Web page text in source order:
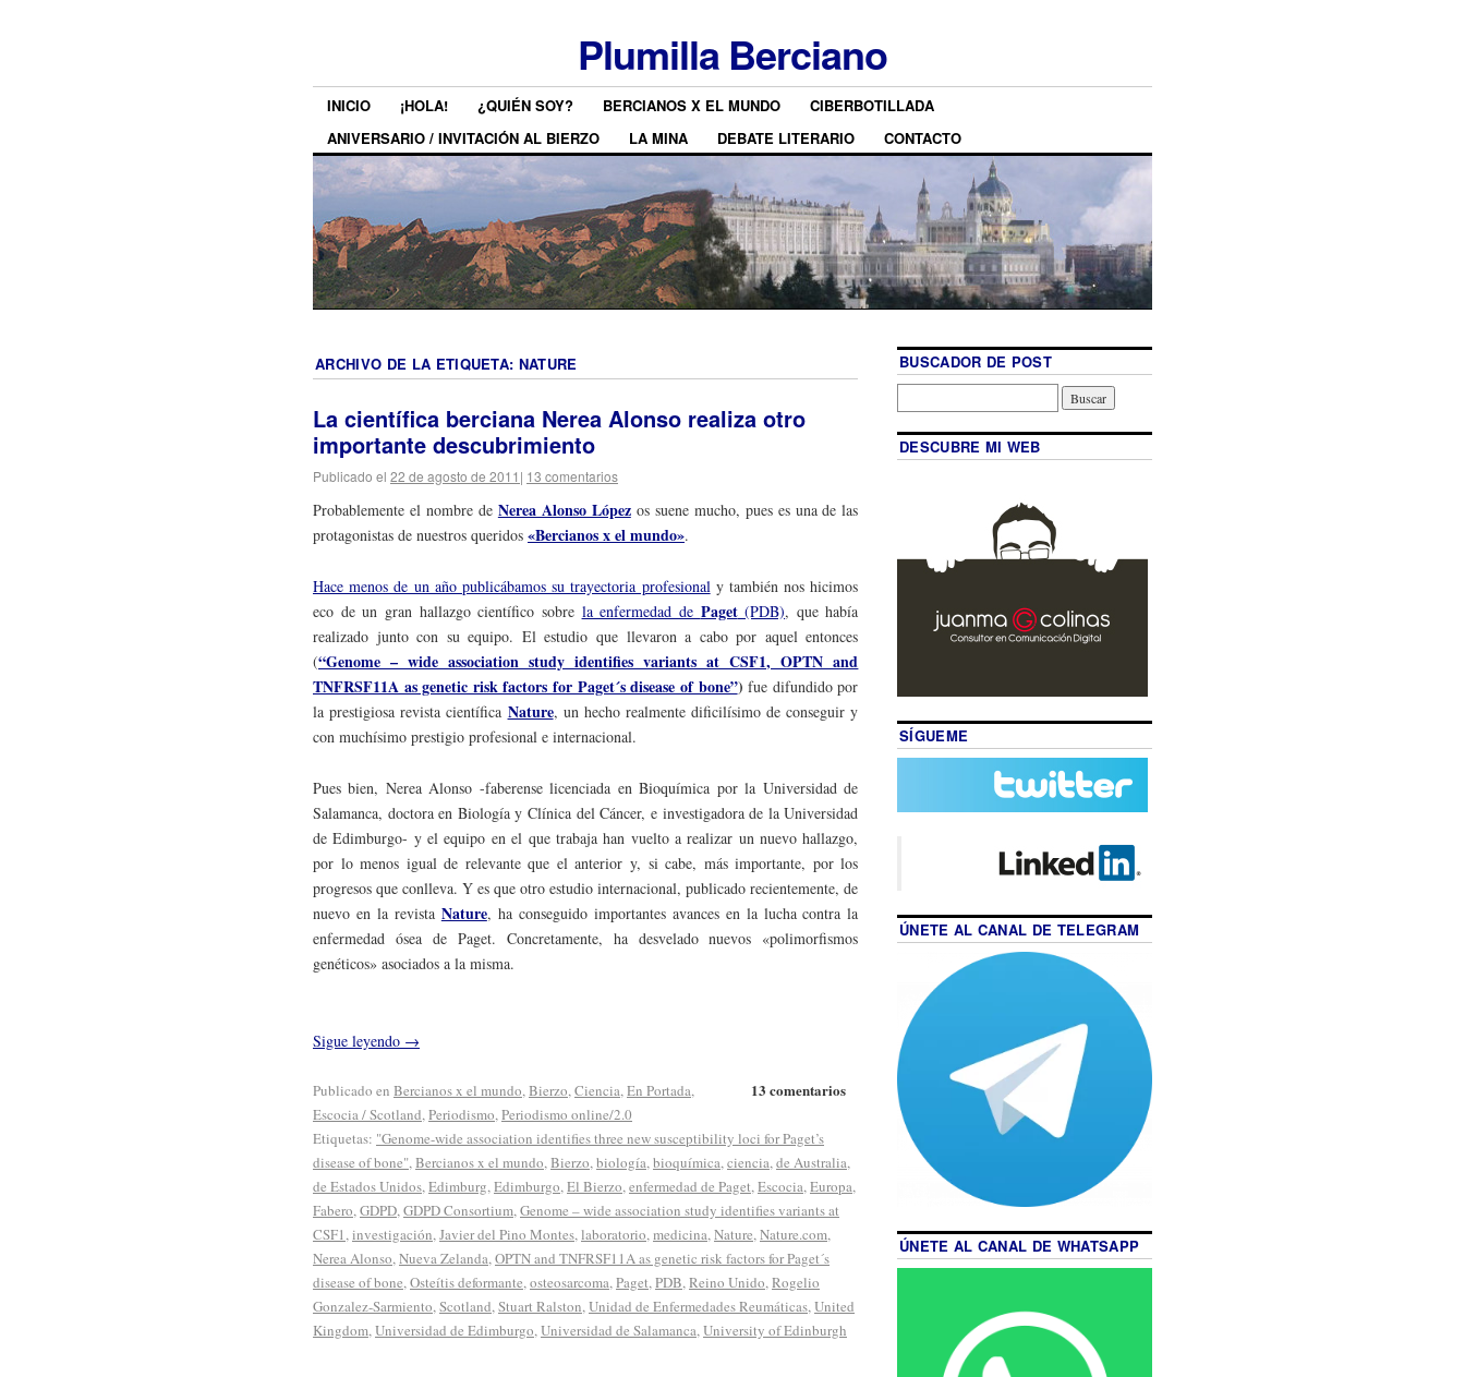
Plumilla Berciano
INICIO ¡HOLA! ¿QUIÉN SOY? BERCIANOS X EL MUNDO
CIBERBOTILLADA
ANIVERSARIO / INVITACIÓN AL BIERZO
LA MINA DEBATE LITERARIO CONTACTO
ARCHIVO DE LA ETIQUETA: NATURE
La científica berciana Nerea Alonso realiza otro
importante descubrimiento
Publicado el 22 de agosto de 2011 | 13 comentarios
Probablemente el nombre de Nerea Alonso Lópezos suene mucho, pues es una de las
protagonistas de nuestros queridos «Bercianos x el mundo».
Hace menos de un año publicábamos su trayectoria profesionaly también nos hicimos
eco de un gran hallazgo científico sobre la enfermedad de Paget(PDB), que había
realizado junto con su equipo. El estudio que llevaron a cabo por aquel entonces
(“Genome – wide association study identifies variants at CSF1, OPTN and
TNFRSF11A as genetic risk factors for Paget´s disease of bone”) fue difundido por
la prestigiosa revista científica Nature, un hecho realmente dificilísimo de conseguir y
con muchísimo prestigio profesional e internacional.
Pues bien, Nerea Alonso -faberense licenciada en Bioquímica por la Universidad de
Salamanca, doctora en Biología y Clínica del Cáncer, e investigadora de la Universidad
de Edimburgo- y el equipo en el que trabaja han vuelto a realizar un nuevo hallazgo,
por lo menos igual de relevante que el anterior y, si cabe, más importante, por los
progresos que conlleva. Y es que otro estudio internacional, publicado recientemente, de
nuevo en la revista Nature, ha conseguido importantes avances en la lucha contra la
enfermedad ósea de Paget. Concretamente, ha desvelado nuevos «polimorfismos
genéticos» asociados a la misma.
Sigue leyendo →
13 comentarios
Publicado en Bercianos x el mundo,Bierzo,Ciencia,En Portada,
Escocia / Scotland,Periodismo,Periodismo online/2.0
Etiquetas: "Genome-wide association identifies three new susceptibility loci for Paget’s
disease of bone",Bercianos x el mundo,Bierzo,biología,bioquímica,ciencia,de Australia,
de Estados Unidos,Edimburg,Edimburgo,El Bierzo,enfermedad de Paget,Escocia,Europa,
Fabero,GDPD,GDPD Consortium,Genome – wide association study identifies variants at
CSF1,investigación,Javier del Pino Montes,laboratorio,medicina,Nature,Nature.com,
Nerea Alonso,Nueva Zelanda,OPTN and TNFRSF11A as genetic risk factors for Paget´s
disease of bone,Osteítis deformante,osteosarcoma,Paget,PDB,Reino Unido,Rogelio
Gonzalez-Sarmiento,Scotland,Stuart Ralston,Unidad de Enfermedades Reumáticas,United
Kingdom,Universidad de Edimburgo,Universidad de Salamanca,University of Edinburgh
BUSCADOR DE POST
DESCUBRE MI WEB
SÍGUEME
ÚNETE AL CANAL DE TELEGRAM
ÚNETE AL CANAL DE WHATSAPP